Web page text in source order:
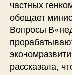
частных
обещает
Вопросы
рассказала,